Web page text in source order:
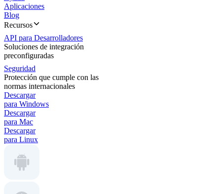
Aplicaciones
Blog
Recursos
API para Desarrolladores
Soluciones de integración
preconfiguradas
Seguridad
Protección que cumple con las
normas internacionales
Descargar
para Windows
Descargar
para Mac
Descargar
para Linux